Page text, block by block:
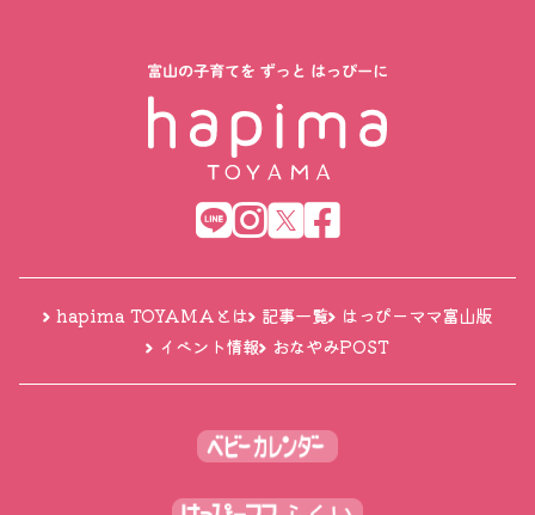
hapima TOYAMAとは 記事一覧
はっぴーママ富山版
イベント情報
おなやみPOST